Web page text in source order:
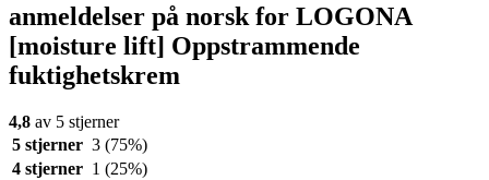
anmeldelser på norsk for LOGONA
[moisture lift] Oppstrammende
fuktighetskrem
4,8 av 5 stjerner
5 stjerner 3 (75%)
4 stjerner 1 (25%)